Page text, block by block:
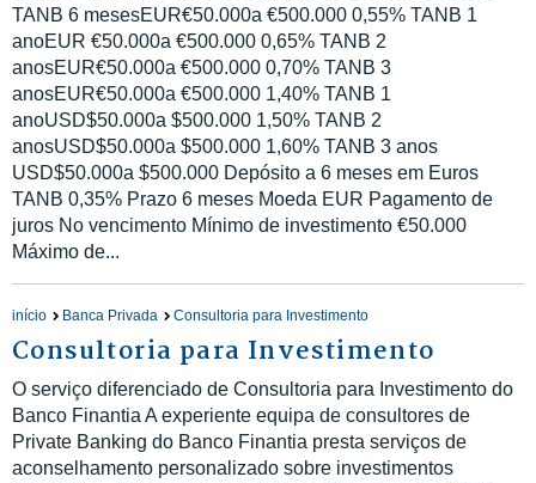
TANB 6 mesesEUR€50.000a €500.000 0,55% TANB 1
anoEUR €50.000a €500.000 0,65% TANB 2
anosEUR€50.000a €500.000 0,70% TANB 3
anosEUR€50.000a €500.000 1,40% TANB 1
anoUSD$50.000a $500.000 1,50% TANB 2
anosUSD$50.000a $500.000 1,60% TANB 3 anos
USD$50.000a $500.000 Depósito a 6 meses em Euros
TANB 0,35% Prazo 6 meses Moeda EUR Pagamento de
juros No vencimento Mínimo de investimento €50.000
Máximo de...
início Banca Privada Consultoria para Investimento
Consultoria para Investimento
O serviço diferenciado de Consultoria para Investimento do
Banco Finantia A experiente equipa de consultores de
Private Banking do Banco Finantia presta serviços de
aconselhamento personalizado sobre investimentos